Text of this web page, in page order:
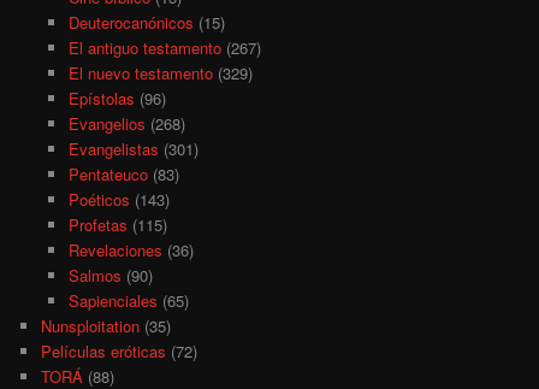
Deuterocanónicos (15)
El antiguo testamento(267)
El nuevo testamento(329)
Epístolas (96)
Evangelios (268)
Evangelistas (301)
Pentateuco(83)
Poéticos (143)
Profetas (115)
Revelaciones (36)
Salmos (90)
Sapienciales (65)
Nunsploitation (35)
Películas eróticas (72)
TORÁ (88)